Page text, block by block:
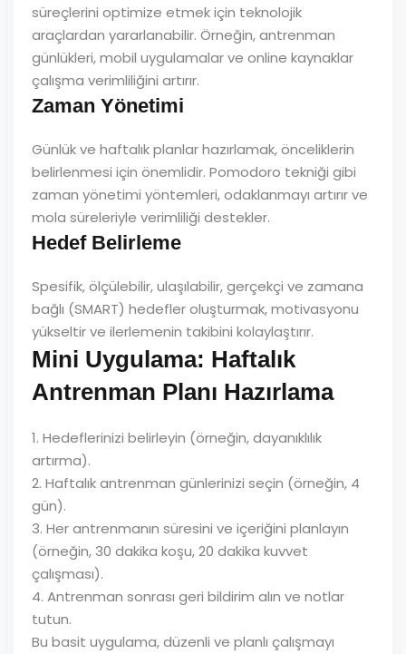
süreçlerini optimize etmek için teknolojik
araçlardan yararlanabilir. Örneğin, antrenman
günlükleri, mobil uygulamalar ve online kaynaklar
çalışma verimliliğini artırır.
Zaman Yönetimi
Günlük ve haftalık planlar hazırlamak, önceliklerin
belirlenmesi için önemlidir. Pomodoro tekniği gibi
zaman yönetimi yöntemleri, odaklanmayı artırır ve
mola süreleriyle verimliliği destekler.
Hedef Belirleme
Spesifik, ölçülebilir, ulaşılabilir, gerçekçi ve zamana
bağlı (SMART) hedefler oluşturmak, motivasyonu
yükseltir ve ilerlemenin takibini kolaylaştırır.
Mini Uygulama: Haftalık
Antrenman Planı Hazırlama
1. Hedeflerinizi belirleyin (örneğin, dayanıklılık
artırma).
2. Haftalık antrenman günlerinizi seçin (örneğin, 4
gün).
3. Her antrenmanın süresini ve içeriğini planlayın
(örneğin, 30 dakika koşu, 20 dakika kuvvet
çalışması).
4. Antrenman sonrası geri bildirim alın ve notlar
tutun.
Bu basit uygulama, düzenli ve planlı çalışmayı